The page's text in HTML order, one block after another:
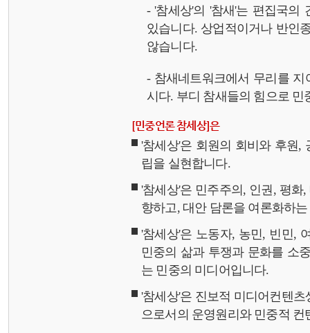
- '참세상'의 '참새'는 편집국의
있습니다. 상업적이거나 반인
않습니다.
- 참새네트워크에서 무리를
시다. 부디 참새들의 힘으로 민
[민중언론 참세상]은
'참세상'은 회원의 회비와 후원,
립을 실현합니다.
'참세상'은 민주주의, 인권, 평
향하고, 대안 담론을 여론화하
'참세상'은 노동자, 농민, 빈민,
민중의 삶과 투쟁과 문화를 소
는 민중의 미디어입니다.
'참세상'은 진보적 미디어컨텐
으로서의 운영원리와 민중적